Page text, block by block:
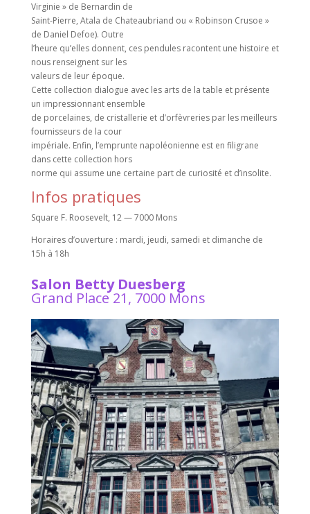
Virginie » de Bernardin de
Saint-Pierre, Atala de Chateaubriand ou « Robinson Crusoe »
de Daniel Defoe). Outre
l’heure qu’elles donnent, ces pendules racontent une histoire et
nous renseignent sur les
valeurs de leur époque.
Cette collection dialogue avec les arts de la table et présente
un impressionnant ensemble
de porcelaines, de cristallerie et d’orfèvreries par les meilleurs
fournisseurs de la cour
impériale. Enfin, l’emprunte napoléonienne est en filigrane
dans cette collection hors
norme qui assume une certaine part de curiosité et d’insolite.
Infos pratiques
Square F. Roosevelt, 12 — 7000 Mons
Horaires d’ouverture : mardi, jeudi, samedi et dimanche de
15h à 18h
Salon Betty Duesberg
Grand Place 21, 7000 Mons